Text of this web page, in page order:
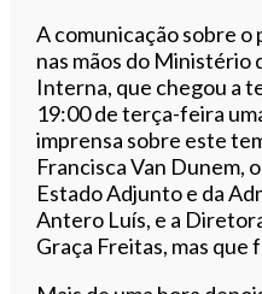
A comunicação sobre o
nas mãos do Ministério
Interna, que chegou a
19:00 de terça-feira
imprensa sobre este
Francisca Van Dunem,
Estado Adjunto e da
Antero Luís, e a
Graça Freitas, mas que